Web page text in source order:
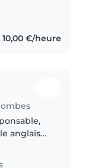
bien-être.
10,00 €/heure
anglais
avec